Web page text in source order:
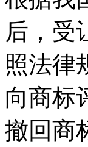
后，受
照法律
向商标
撤回商